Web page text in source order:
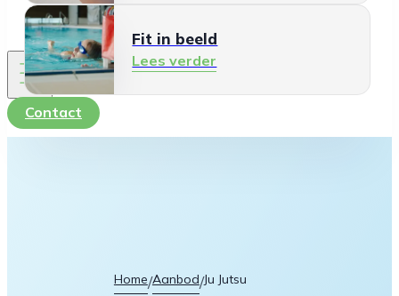
Fit in beeld
Lees verder
Contact
Home/Aanbod/Ju Jutsu